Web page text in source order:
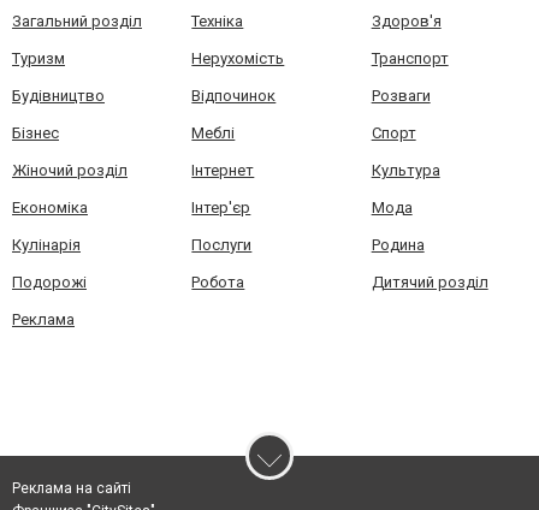
Загальний розділ Техніка Здоров'я
Туризм Нерухомість Транспорт
Будівництво Відпочинок Розваги
Бізнес Меблі Спорт
Жіночий розділ Інтернет Культура
Економіка Інтер'єр Мода
Кулінарія Послуги Родина
Подорожі Робота Дитячий розділ
Реклама
Реклама на сайті